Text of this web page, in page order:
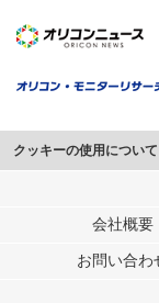
クッキーの使用について
このサイトでは Cookie
行っています。
メディアや広告配信、
各パートナーは、この
ユーザーが各パートナ
会社概要
お問い合わ